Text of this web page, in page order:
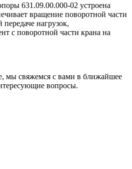
631.09.00.000-02 устроена
вращение поворотной части
нагрузок,
с поворотной части крана на
мы свяжемся с вами в ближайшее
вопросы.